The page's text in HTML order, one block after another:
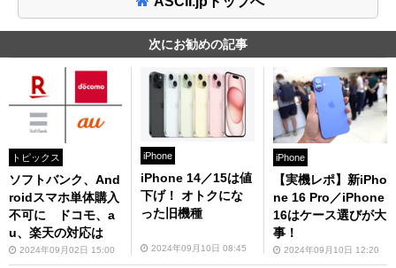
次にお勧めの記事
トピックス
ソフトバンク、And
roidスマホ単体購入
不可に ドコモ、a
u、楽天の対応は
2024年09月02日 15:00
iPhone
iPhone 14／15は値
下げ！ オトクにな
った旧機種
2024年09月10日 08:45
iPhone
【実機レポ】新iPho
ne 16 Pro／iPhone
16はケース選びが大
事！
2024年09月10日 12:20